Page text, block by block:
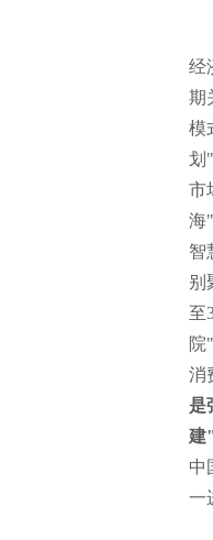
经
期
模
划
市
海
智
别
至
院
消
是
建
中
一